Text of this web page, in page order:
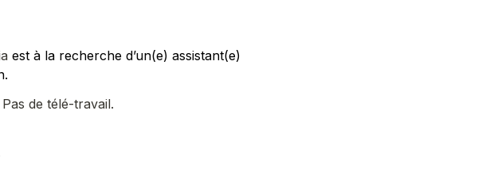
est à la recherche d’un(e) assistant(e)
de télé-travail.